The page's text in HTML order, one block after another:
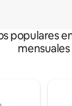
populares
mensuales